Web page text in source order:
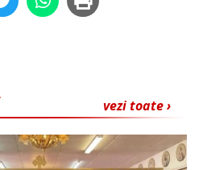
vezi toate ›